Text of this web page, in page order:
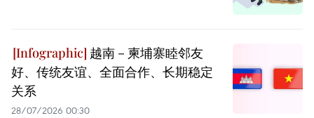
越南－柬埔寨睦邻友
好、传统友谊、全面合作、长期稳定
关系
28/07/2026 00:30